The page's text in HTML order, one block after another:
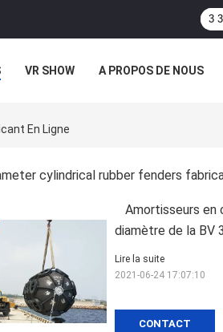
VR SHOW A PROPOS DE NOUS
En Ligne
cylindrical rubber fenders
Amortisseurs en
diamètre de la BV
CONTACT
Lire la suite
2021-06-24 17:07:10